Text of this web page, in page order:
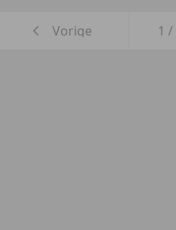
Vorige 1 /